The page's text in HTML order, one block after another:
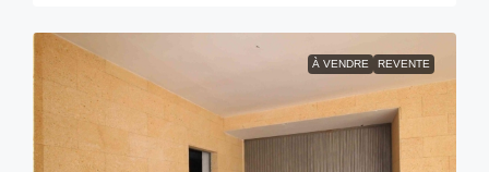
À VENDRE REVENTE